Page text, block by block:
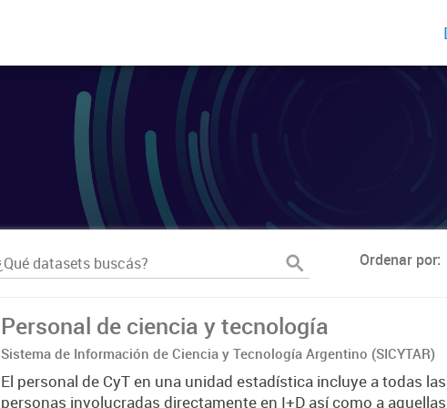
Ordenar por
Personal de ciencia y tecnología
Sistema de Información de Ciencia y Tecnología Argentino (SICYTAR)
El personal de CyT en una unidad estadística incluye a todas las
personas involucradas directamente en I+D así como a aquellas